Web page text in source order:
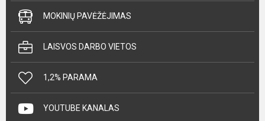
MOKINIŲ PAVĖŽĖJIMAS
LAISVOS DARBO VIETOS
1,2% PARAMA
YOUTUBE KANALAS